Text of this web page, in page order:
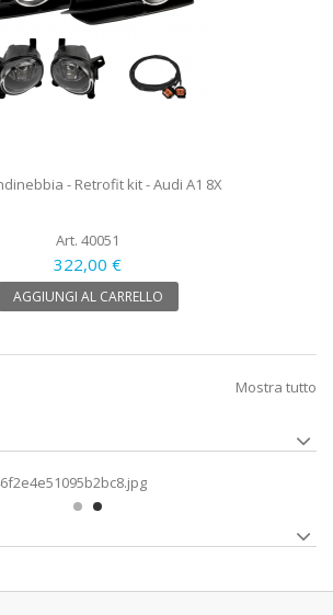
- Retrofit kit - Audi A1 8X
Art. 40051
322,00 €
AGGIUNGI AL CARRELLO
Mostra tutto